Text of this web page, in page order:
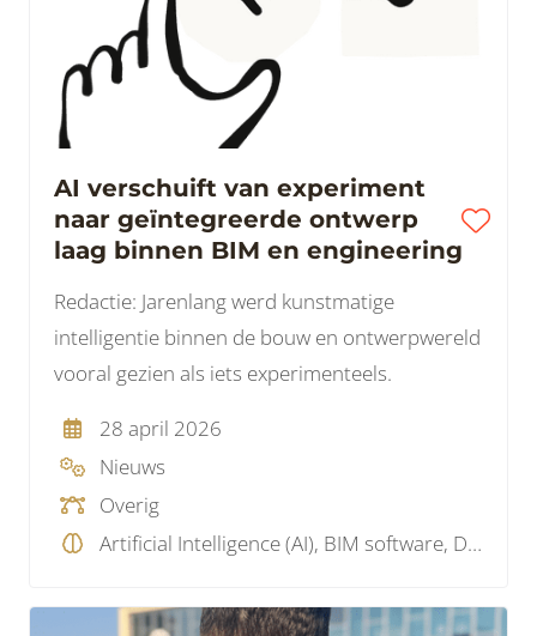
AI verschuift van experiment
naar geïntegreerde ontwerp
laag binnen BIM en engineering
Redactie: Jarenlang werd kunstmatige
intelligentie binnen de bouw en ontwerpwereld
vooral gezien als iets experimenteels.
28 april 2026
Nieuws
Overig
Artificial Intelligence (AI), BIM software, Data, Parametrisch, Programmeren